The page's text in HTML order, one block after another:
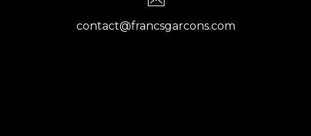
contact@francsgarcons.com